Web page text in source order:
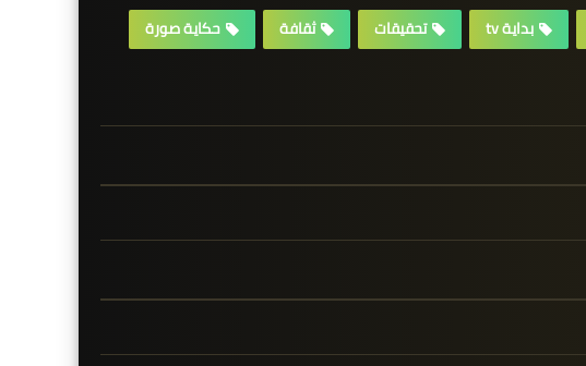
بداية tv تحقيقات ثقافة
حكاية صورة